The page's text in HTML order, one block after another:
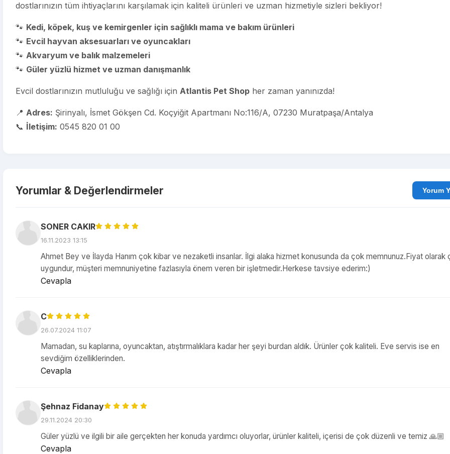
dostlarınızın tüm ihtiyaçlarını karşılamak için kaliteli ürünleri ve uzman hizmetiyle sizleri bekliyor!
🐾 Kedi, köpek, kuş ve kemirgenler için sağlıklı mama ve bakım ürünleri
🐾 Evcil hayvan aksesuarları ve oyuncakları
🐾 Akvaryum ve balık malzemeleri
🐾 Güler yüzlü hizmet ve uzman danışmanlık
Evcil dostlarınızın mutluluğu ve sağlığı için Atlantis Pet Shop her zaman yanınızda!
📍 Adres: Şirinyalı, İsmet Gökşen Cd. Koçyiğit Apartmanı No:116/A, 07230 Muratpaşa/Antalya
📞 İletişim: 0545 820 01 00
Yorumlar & Değerlendirmeler
SONER CAKIR
16.11.2023 13:15
Ahmet Bey ve İlayda Hanım çok kibar ve nezaketli insanlar. İlgi alaka hizmet konusunda da çok memnunuz.Fiyat olarak
uygundur, müşteri memnuniyetine fazlasıyla önem veren bir işletmedir.Herkese tavsiye ederim:)
Cevapla
C
26.07.2024 11:07
Mamadan, su kaplarına, oyuncaktan, atıştırmalıklara kadar her şeyi burdan aldık. Ürünler çok kaliteli. Eve servis ise en
sevdiğim özelliklerinden.
Cevapla
Şehnaz Fidanay
29.11.2024 20:30
Güler yüzlü ve ilgili bir aile gerçekten her konuda yardımcı oluyorlar, ürünler kaliteli, içerisi de çok düzenli ve temiz 🙏🏼
Cevapla